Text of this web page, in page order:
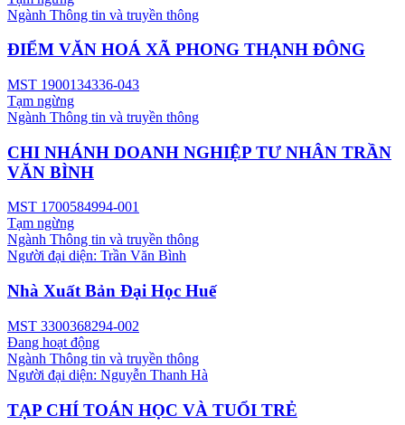
Ngành Thông tin và truyền thông
ĐIỂM VĂN HOÁ XÃ PHONG THẠNH ĐÔNG
MST 1900134336-043
Tạm ngừng
Ngành Thông tin và truyền thông
CHI NHÁNH DOANH NGHIỆP TƯ NHÂN TRẦN
VĂN BÌNH
MST 1700584994-001
Tạm ngừng
Ngành Thông tin và truyền thông
Người đại diện: Trần Văn Bình
Nhà Xuất Bản Đại Học Huế
MST 3300368294-002
Đang hoạt động
Ngành Thông tin và truyền thông
Người đại diện: Nguyễn Thanh Hà
TẠP CHÍ TOÁN HỌC VÀ TUỔI TRẺ